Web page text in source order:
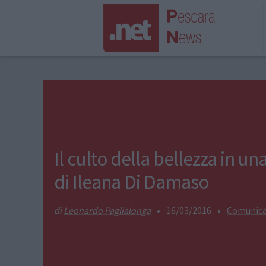
Il culto della bellezza in
di Ileana Di Damaso
Leonardo Paglialonga • 16/03/2016 •